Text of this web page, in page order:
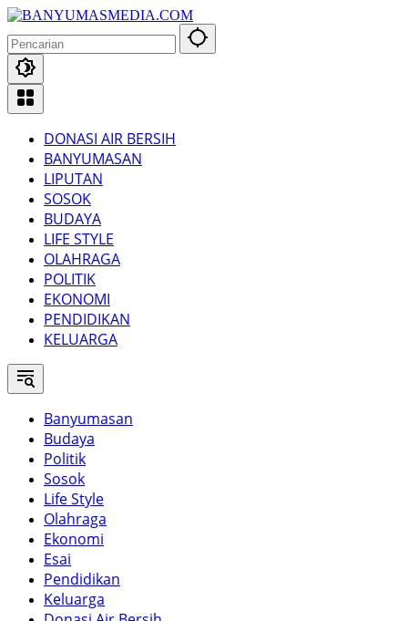
Langsung
konten
DONASI AIR BERSIH
BANYUMASAN
LIPUTAN
SOSOK
BUDAYA
LIFE STYLE
OLAHRAGA
POLITIK
EKONOMI
PENDIDIKAN
KELUARGA
Banyumasan
Budaya
Politik
Sosok
Life Style
Olahraga
Ekonomi
Esai
Pendidikan
Keluarga